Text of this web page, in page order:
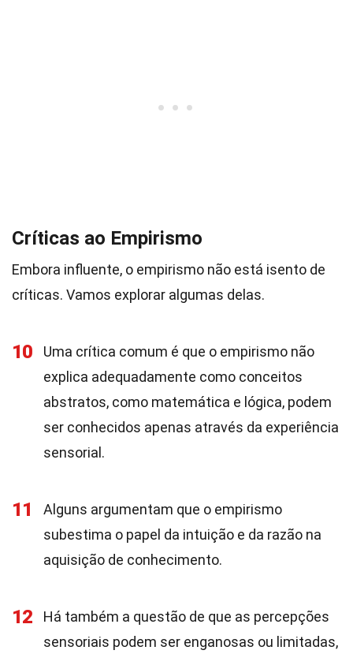
Críticas ao Empirismo
Embora influente, o empirismo não está isento de
críticas. Vamos explorar algumas delas.
10
Uma crítica comum é que o empirismo não
explica adequadamente como conceitos
abstratos, como matemática e lógica, podem
ser conhecidos apenas através da experiência
sensorial.
11
Alguns argumentam que o empirismo
subestima o papel da intuição e da razão na
aquisição de conhecimento.
12
Há também a questão de que as percepções
sensoriais podem ser enganosas ou limitadas,